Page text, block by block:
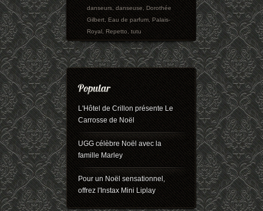
danseurs,danseuse,Dorothée
Gilbert,Eau de parfum,Palais-
Royal,Repetto,tutu
L'Hôtel de Crillon présente Le
Carrosse de Noël
UGG célèbre Noël avec la
famille Marley
Pour un Noël sensationnel,
offrez l'Instax Mini Liplay